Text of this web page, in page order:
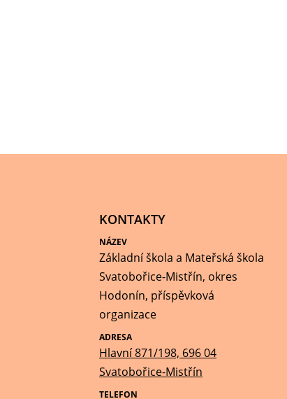
KONTAKTY
NÁZEV
Základní škola a Mateřská škola
Svatobořice-Mistřín, okres
Hodonín, příspěvková
organizace
ADRESA
Hlavní 871/198, 696 04
Svatobořice-Mistřín
TELEFON